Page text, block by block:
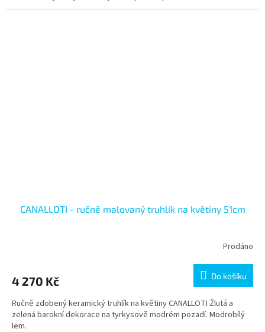
CANALLOTI - ručně malovaný truhlík na květiny 51cm
Prodáno
4 270 Kč Do košíku
Ručně zdobený keramický truhlík na květiny CANALLOTI Žlutá a
zelená barokní dekorace na tyrkysově modrém pozadí. Modrobílý
lem.